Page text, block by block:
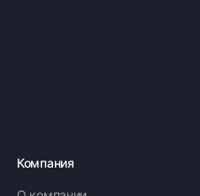
Компания